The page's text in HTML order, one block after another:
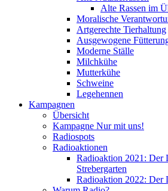
Alte Rassen im
Moralische
Artgerechte Tierhaltung
Ausgewogene
Moderne Ställe
Milchkühe
Mutterkühe
Schweine
Legehennen
Kampagnen
Übersicht
Kampagne Nur mit uns!
Radiospots
Radioaktionen
Radioaktion 2021: Der
Strebergarten
Radioaktion 2022: Der